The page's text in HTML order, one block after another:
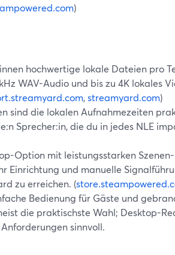
)
hochwertige lokale Dateien pro
WAV-Audio und bis zu 4K lokales
,streamyard.com)
sind die lokalen Aufnahmezeiten
Sprecher:in, die du in jedes NLE
Option mit leistungsstarken
Einrichtung und manuelle
zu erreichen. (
Bedienung für Gäste und
die praktischste Wahl; Desktop-
sinnvoll.